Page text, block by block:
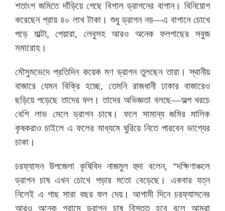
শতাংশ জমিতে দাঁড়িয়ে গেছে বিশাল ড্রাগনের বাগান। বিনিয়োগ
করেছেন প্রায় ৪০ লাখ টাকা। শুধু ড্রাগন নয়—এ বাগানে চোখে
পড়ে মাল্টা, পেয়ারা, লেবুসহ আরও অনেক ফলগাছের সবুজ
সমারোহ।
মৌসুমভেদে প্রতিদিন কয়েক মণ ড্রাগন তুলছেন তারা। স্থানীয়
বাজারে যেমন বিক্রি হচ্ছে, তেমনি রাজধানী ঢাকার বাজারেও
ছড়িয়ে পড়েছে তাদের ফল। তাদের অভিজ্ঞতা বলছে—অল্প খরচে
বেশি লাভ মেলে ড্রাগন চাষে। ফলে সামান্য জমির মালিক
কৃষকরাও চাইলে এ ফলের মাধ্যমে ঘুরিয়ে নিতে পারবেন ভাগ্যের
চাকা।
চরফ্যাসন উপজেলা কৃষিবিদ নাজমুল হুদা বলেন, “দক্ষিণাঞ্চলে
ড্রাগন চাষ এখন চোখে পড়ার মতো বেড়েছে। একবার যত্ন
নিলেই এ গাছ সারা বছর ফল দেয়। আগামী দিনে চরফ্যাসনের
আরও অনেক গ্রামে ড্রাগন চাষ বিস্তৃত হবে বলে আমরা